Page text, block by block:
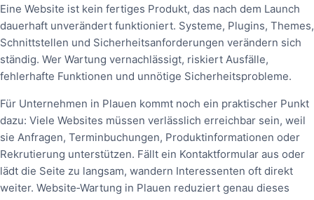
Eine Website ist kein fertiges Produkt, das nach dem Launch
dauerhaft unverändert funktioniert. Systeme, Plugins, Themes,
Schnittstellen und Sicherheitsanforderungen verändern sich
ständig. Wer Wartung vernachlässigt, riskiert Ausfälle,
fehlerhafte Funktionen und unnötige Sicherheitsprobleme.
Für Unternehmen in Plauen kommt noch ein praktischer Punkt
dazu: Viele Websites müssen verlässlich erreichbar sein, weil
sie Anfragen, Terminbuchungen, Produktinformationen oder
Rekrutierung unterstützen. Fällt ein Kontaktformular aus oder
lädt die Seite zu langsam, wandern Interessenten oft direkt
weiter. Website‑Wartung in Plauen reduziert genau dieses